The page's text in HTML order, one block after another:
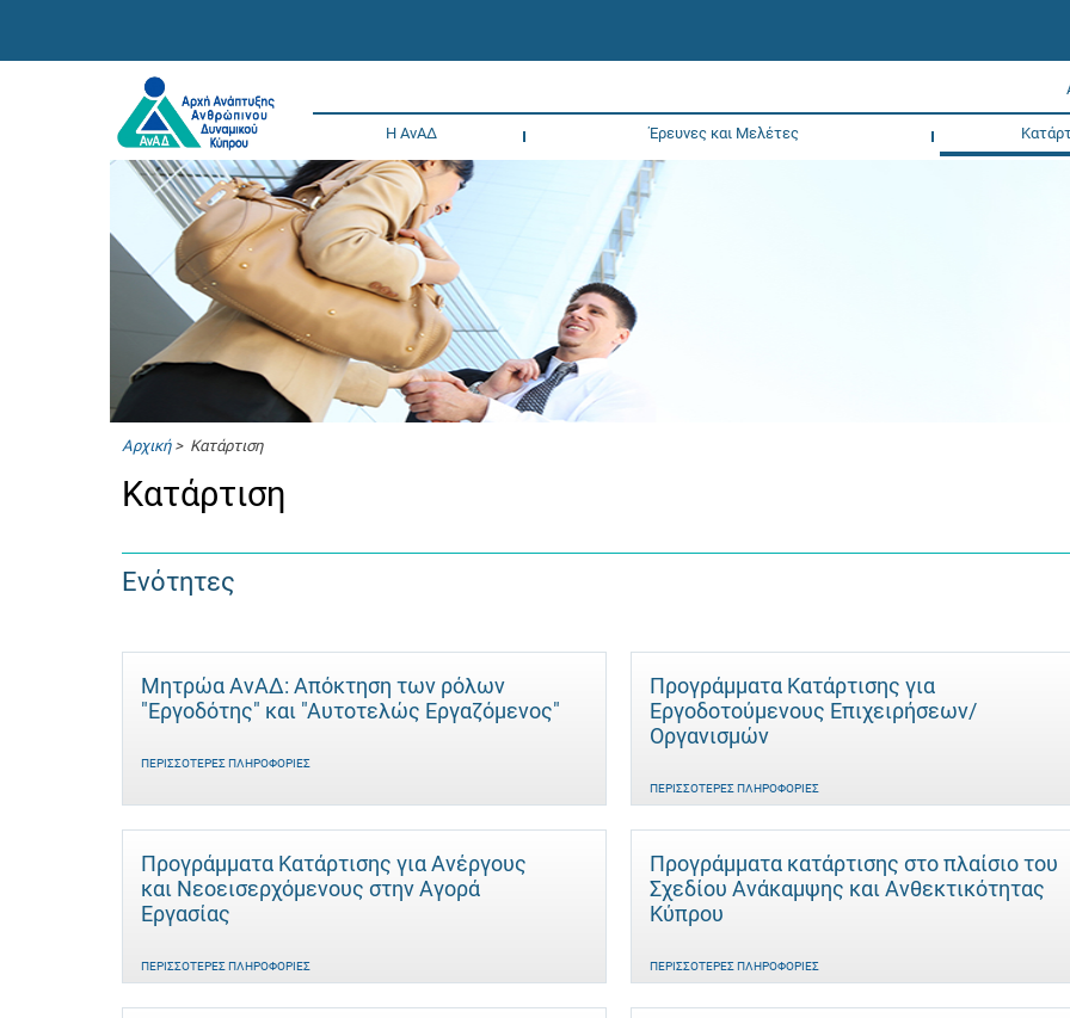
Η ΑνΑΔ Έρευνες και Μελέτες
Αρχική> Κατάρτιση
Κατάρτιση
Ενότητες
Μητρώα ΑνΑΔ: Απόκτηση των ρόλων
"Εργοδότης" και "Αυτοτελώς Eργαζόμενος"
ΠΕΡΙΣΣΌΤΕΡΕΣ ΠΛΗΡΟΦΟΡΊΕΣ
Προγράμματα Κατάρτισης για
Εργοδοτούμενους Επιχειρήσεων/
Οργανισμών
ΠΕΡΙΣΣΌΤΕΡΕΣ ΠΛΗΡΟΦΟΡΊΕΣ
Προγράμματα Κατάρτισης για Ανέργους
και Νεοεισερχόμενους στην Αγορά
Εργασίας
ΠΕΡΙΣΣΌΤΕΡΕΣ ΠΛΗΡΟΦΟΡΊΕΣ
Προγράμματα κατάρτισης στο πλαίσιο του
Σχεδίου Ανάκαμψης και Ανθεκτικότητας
Κύπρου
ΠΕΡΙΣΣΌΤΕΡΕΣ ΠΛΗΡΟΦΟΡΊΕΣ